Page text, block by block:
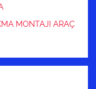
MONTAJI ARAÇ